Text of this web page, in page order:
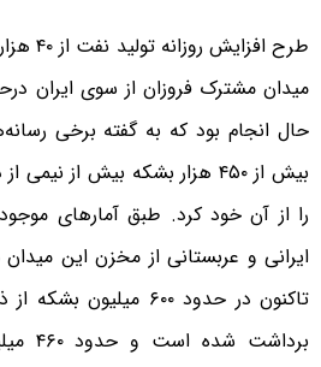
میدان مشترک فروزان از سوی ایران
حال انجام بود که به گفته برخی
بیش از ۴۵۰ هزار بشکه بیش از
را از آن خود کرد. طبق آمارهای
ایرانی و عربستانی از مخزن این
تاکنون در حدود ۶۰۰